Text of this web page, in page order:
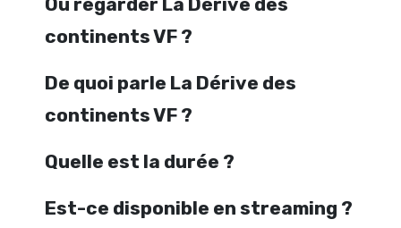
continents VF ?
De quoi parle La Dérive des
continents VF ?
Quelle est la durée ?
Est-ce disponible en streaming ?